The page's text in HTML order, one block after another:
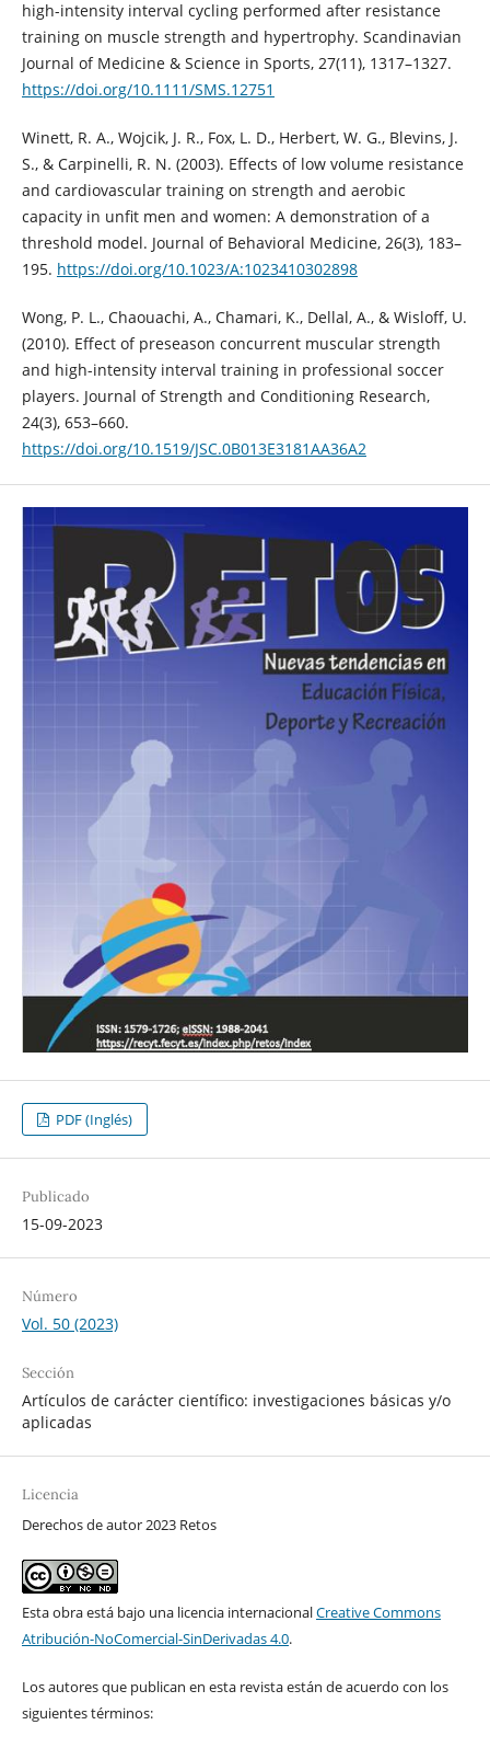
high-intensity interval cycling performed after resistance
training on muscle strength and hypertrophy. Scandinavian
Journal of Medicine & Science in Sports, 27(11), 1317–1327.
https://doi.org/10.1111/SMS.12751
Winett, R. A., Wojcik, J. R., Fox, L. D., Herbert, W. G., Blevins, J.
S., & Carpinelli, R. N. (2003). Effects of low volume resistance
and cardiovascular training on strength and aerobic
capacity in unfit men and women: A demonstration of a
threshold model. Journal of Behavioral Medicine, 26(3), 183–
195. https://doi.org/10.1023/A:1023410302898
Wong, P. L., Chaouachi, A., Chamari, K., Dellal, A., & Wisloff, U.
(2010). Effect of preseason concurrent muscular strength
and high-intensity interval training in professional soccer
players. Journal of Strength and Conditioning Research,
24(3), 653–660.
https://doi.org/10.1519/JSC.0B013E3181AA36A2
PDF (Inglés)
Publicado
15-09-2023
Número
Vol. 50 (2023)
Sección
Artículos de carácter científico: investigaciones básicas y/o
aplicadas
Licencia
Derechos de autor 2023 Retos
Esta obra está bajo una licencia internacionalCreative Commons
Atribución-NoComercial-SinDerivadas 4.0.
Los autores que publican en esta revista están de acuerdo con los
siguientes términos: